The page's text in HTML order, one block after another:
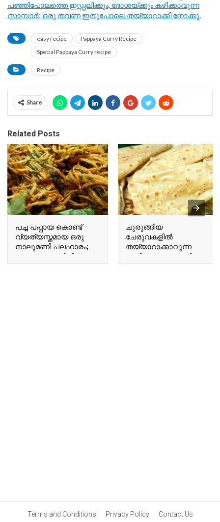
പഞ്ഞിപോലത്തെ ഇഡ്ഡലിക്കും, ദോശയ്ക്കും കഴിക്കാവുന്ന
സാമ്പാർ; ഒരു തവണ ഇതുപോലെ തയ്യാറാക്കി നോക്കൂ.
easy recipe
Pappaya Curry Recipe
Special Pappaya Curry recipe
Recipe
Share
Related Posts
പച്ച പപ്പായ കൊണ്ട്
വ്യത്യസ്തമായ ഒരു
നാലുമണി പലഹാരം;
വെറും പത്ത് മിനിറ്റ്
കൊണ്ട് പപ്പായ ചിപ്സ്
ചുരുങ്ങിയ
ചേരുവകളിൽ
തയ്യാറാക്കാവുന്ന
രുചികരമായ റൊട്ടി;
ബട്ടർ ചപ്പാത്തി കഴിച്ചു
Terms and Conditions Privacy Policy Contact Us